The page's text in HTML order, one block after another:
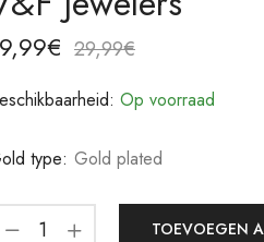
€ 29,99€
Op voorraad
type: Gold plated
TOEVOEGEN